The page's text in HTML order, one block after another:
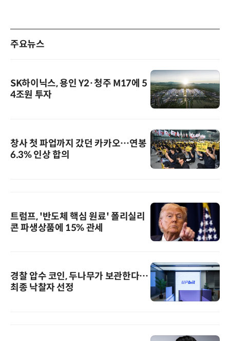
주요뉴스
SK하이닉스, 용인 Y2·청주 M17에 5
4조원 투자
창사 첫 파업까지 갔던 카카오…연봉
6.3% 인상 합의
트럼프, '반도체 핵심 원료' 폴리실리
콘 파생상품에 15% 관세
경찰 압수 코인, 두나무가 보관한다…
최종 낙찰자 선정